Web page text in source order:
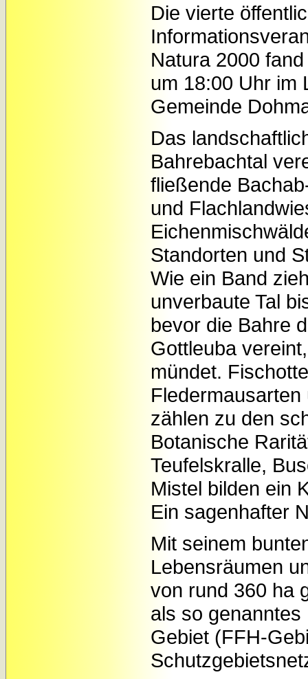
Die vierte
Natura 2000
um 18:00 Uhr im
Gemeinde
Das
Bahrebachtal
fließende
und
Standorten und
Wie ein Band
unverbaute Tal
bevor die Bahre
Gottleuba
mündet.
zählen zu den
Botanische
Teufelskralle,
Mistel bilden ein
Ein sagenhafter
Mit seinem
Lebensräumen
von rund 360 ha
als so
Gebiet (FFH-